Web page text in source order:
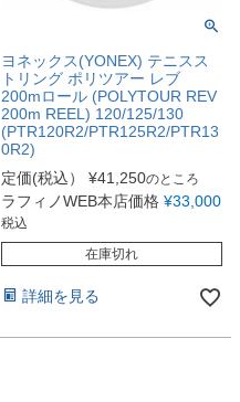
ヨネックス(YONEX) テニスス
トリング ポリツアー レブ
200mロール (POLYTOUR REV
200m REEL) 120/125/130
(PTR120R2/PTR125R2/PTR13
0R2)
定価(税込）
¥41,250のところ
ラフィノWEB本店価格 ¥33,000
税込
在庫切れ
詳細を見る